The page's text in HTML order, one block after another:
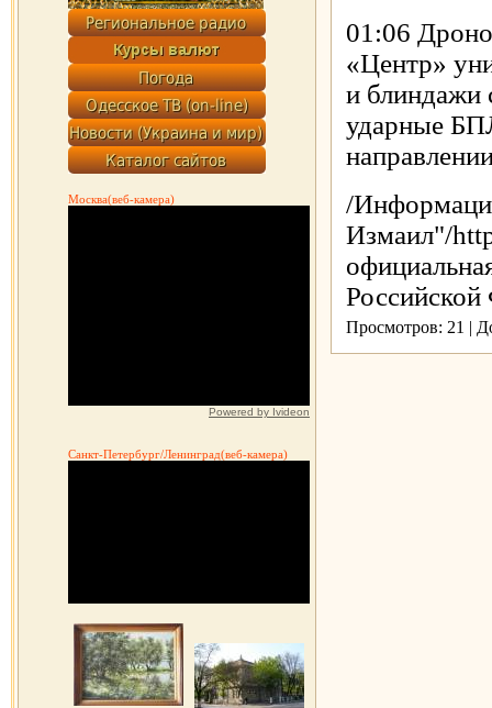
Москва(веб-камера)
Powered by Ivideon
Санкт-Петербург/Ленинград(веб-камера)
01:06
«Центр»
и блиндажи
ударные
/
Измаил"/
Просмотров: 21 |